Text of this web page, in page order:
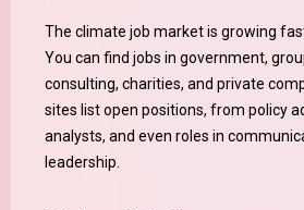
The climate job market is growing fast across the world.
You can find jobs in government,
consulting, charities, and private
sites list open positions, from policy
analysts, and even roles in
leadership.